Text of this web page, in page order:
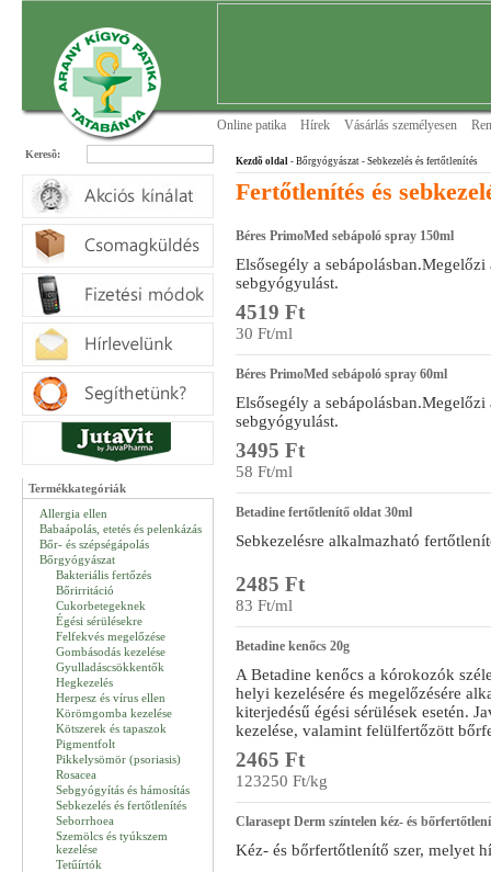
Online patika Hírek Vásárlás személyesen
Keresõ:
Termékkategóriák
Allergia ellen
Babaápolás, etetés és pelenkázás
Bőr- és szépségápolás
Bőrgyógyászat
Bakteriális fertőzés
Bőrirritáció
Cukorbetegeknek
Égési sérülésekre
Felfekvés megelőzése
Gombásodás kezelése
Gyulladáscsökkentők
Hegkezelés
Herpesz és vírus ellen
Körömgomba kezelése
Kötszerek és tapaszok
Pigmentfolt
Pikkelysömör (psoriasis)
Rosacea
Sebgyógyítás és hámosítás
Sebkezelés és fertőtlenítés
Seborrhoea
Szemölcs és tyúkszem
kezelése
Tetűírtók
Kezdõ oldal - Bőrgyógyászat - Sebkezelés és fertőtlenítés
Fertőtlenítés és
Béres PrimoMed sebápoló spray 150ml
Elsősegély a
sebgyógyulást.
4519 Ft
30 Ft/ml
Béres PrimoMed sebápoló spray 60ml
Elsősegély a
sebgyógyulást.
3495 Ft
58 Ft/ml
Betadine fertőtlenítő oldat 30ml
Sebkezelésre alkalmazható
2485 Ft
83 Ft/ml
Betadine kenőcs 20g
A Betadine kenőcs a kórokozók
helyi kezelésére és megelőzésére
kiterjedésű égési sérülések esetén.
kezelése, valamint felülfertőzött
2465 Ft
123250 Ft/kg
Clarasept Derm színtelen kéz- és
Kéz- és bőrfertőtlenítő szer, melyet